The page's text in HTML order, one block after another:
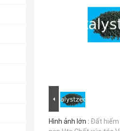
Hình ảnh lớn : Đất hiếm